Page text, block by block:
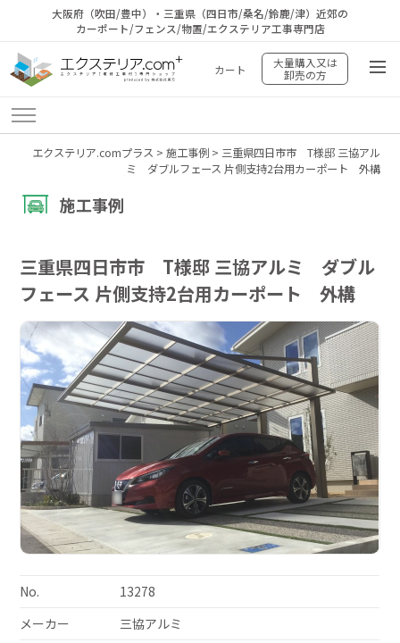
大阪府（吹田/豊中）・三重県（四日市/桑名/鈴鹿/津）近郊の
カーポート/フェンス/物置/エクステリア工事専門店
カート
大量購入又は
卸売の方
エクステリア.comプラス > 施工事例> 三重県四日市市 T様邸 三協アル
ミ ダブルフェース 片側支持2台用カーポート 外構
施工事例
三重県四日市市 T様邸 三協アルミ ダブル
フェース 片側支持2台用カーポート 外構
No.
13278
メーカー
三協アルミ